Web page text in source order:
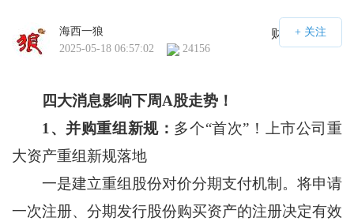
财经号APP
海西一狼
2025-05-18 06:57:02
24156
四大消息影响下周A股走势！
1、并购重组新规： 多个“首次”！上市公司重
大资产重组新规落地
一是建立重组股份对价分期支付机制。将申请
一次注册、分期发行股份购买资产的注册决定有效